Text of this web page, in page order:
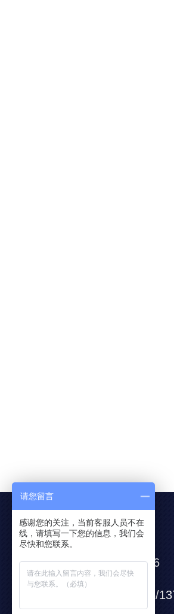
联系我们
服务电话：0917-6652666
13571725666/
请您留言
感谢您的关注，当前客服人员不在
线，请填写一下您的信息，我们会
尽快和您联系。